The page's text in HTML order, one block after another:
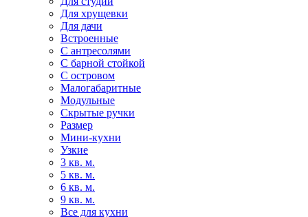
Для хрущевки
Для дачи
Встроенные
С антресолями
С барной стойкой
С островом
Малогабаритные
Модульные
Скрытые ручки
Размер
Мини-кухни
Узкие
3 кв. м.
5 кв. м.
6 кв. м.
9 кв. м.
Все для кухни